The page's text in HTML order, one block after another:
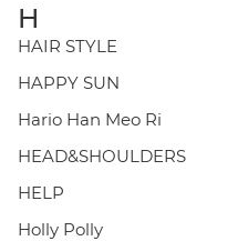
H
HAIR STYLE
HAPPY SUN
Hario Han Meo Ri
HEAD&SHOULDERS
HELP
Holly Polly